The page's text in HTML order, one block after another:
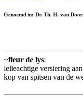
Genoemd in: Dr. Th. H. van
~fleur de lys:
lelieachtige versiering
kop van spitsen van de